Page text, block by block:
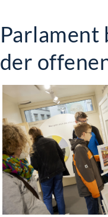
Parlament
der